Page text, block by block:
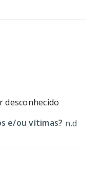
desconhecido
e/ou vítimas? n.d